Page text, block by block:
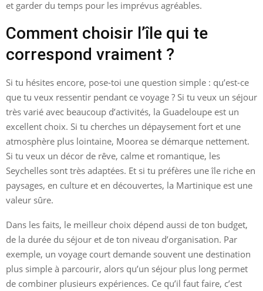
et garder du temps pour les imprévus agréables.
Comment choisir l’île qui te
correspond vraiment ?
Si tu hésites encore, pose-toi une question simple : qu’est-ce
que tu veux ressentir pendant ce voyage ? Si tu veux un séjour
très varié avec beaucoup d’activités, la Guadeloupe est un
excellent choix. Si tu cherches un dépaysement fort et une
atmosphère plus lointaine, Moorea se démarque nettement.
Si tu veux un décor de rêve, calme et romantique, les
Seychelles sont très adaptées. Et si tu préfères une île riche en
paysages, en culture et en découvertes, la Martinique est une
valeur sûre.
Dans les faits, le meilleur choix dépend aussi de ton budget,
de la durée du séjour et de ton niveau d’organisation. Par
exemple, un voyage court demande souvent une destination
plus simple à parcourir, alors qu’un séjour plus long permet
de combiner plusieurs expériences. Ce qu’il faut faire, c’est